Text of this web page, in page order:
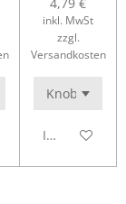
inkl. MwSt
zzgl.
Versandkosten
In den